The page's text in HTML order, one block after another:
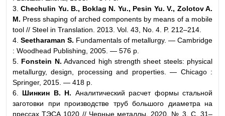
3.Chechulin Yu. B., Boklag N. Yu., Pesin Yu. V., Zolotov A.
M. Press shaping of arched components by means of a mobile
tool // Steel in Translation. 2013. Vol. 43, No. 4. P. 212–214.
4. Seetharaman S. Fundamentals of metallurgy. — Cambridge
: Woodhead Publishing, 2005. — 576 p.
5. Fonstein N. Advanced high strength sheet steels: physical
metallurgy, design, processing and properties. — Chicago :
Springer, 2015. — 418 p.
6. Шинкин В. Н. Аналитический расчет формы стальной
заготовки при производстве труб большого диаметра на
прессах ТЭСА 1020 // Черные металлы. 2020. № 3. С. 31–